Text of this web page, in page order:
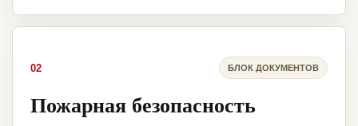
02 БЛОК ДОКУМЕНТОВ
Пожарная безопасность